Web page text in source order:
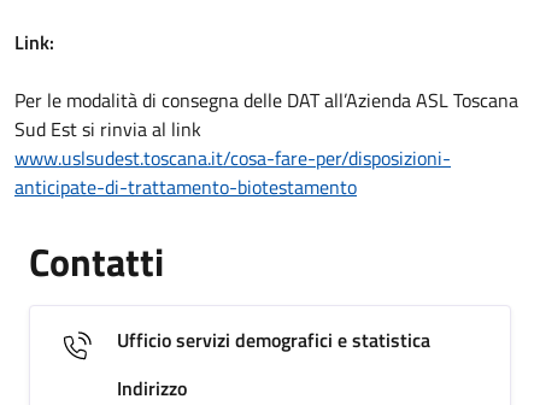
Link:
Per le modalità di consegna delle DAT all’Azienda ASL Toscana
Sud Est si rinvia al link
www.uslsudest.toscana.it/cosa-fare-per/disposizioni-
anticipate-di-trattamento-biotestamento
Contatti
Ufficio servizi demografici e statistica
Indirizzo